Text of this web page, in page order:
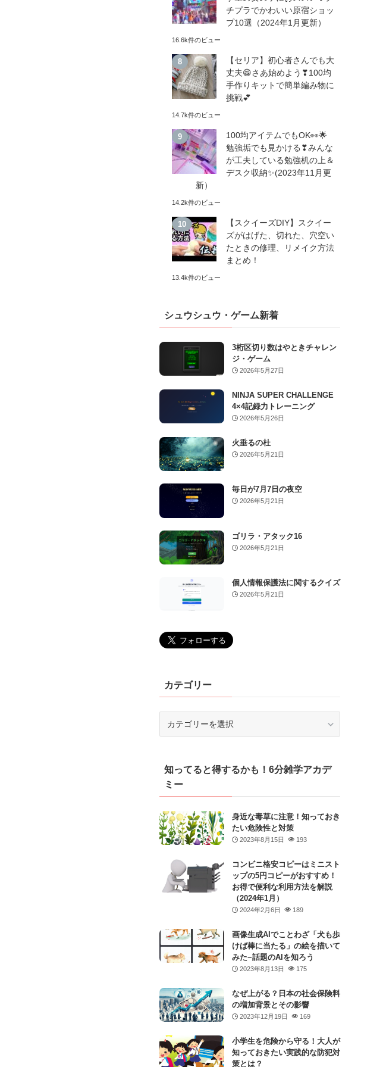
チプラでかわいい原宿ショッ
プ10選（2024年1月更新）
16.6k件のビュー
【セリア】初心者さんでも大
丈夫😁さあ始めよう❣100均
手作りキットで簡単編み物に
挑戦💕
14.7k件のビュー
100均アイテムでもOK👀🌟
勉強垢でも見かける❣みんな
が工夫している勉強机の上＆
デスク収納✨(2023年11月更
新）
14.2k件のビュー
【スクイーズDIY】スクイー
ズがはげた、切れた、穴空い
たときの修理、リメイク方法
まとめ！
13.4k件のビュー
シュウシュウ・ゲーム新着
3桁区切り数はやときチャレン
ジ・ゲーム
2026年5月27日
NINJA SUPER CHALLENGE
4×4記録力トレーニング
2026年5月26日
火垂るの杜
2026年5月21日
毎日が7月7日の夜空
2026年5月21日
ゴリラ・アタック16
2026年5月21日
個人情報保護法に関するクイズ
2026年5月21日
カテゴリー
ー知ってると得するかも！6分雑学アカデ
ミー
身近な毒草に注意！知っておき
たい危険性と対策
2023年8月15日 193
コンビニ格安コピーはミニスト
ップの5円コピーがおすすめ！
お得で便利な利用方法を解説
（2024年1月）
2024年2月6日 189
画像生成AIでことわざ「犬も歩
けば棒に当たる」の絵を描いて
みた−話題のAIを知ろう
2023年8月13日 175
なぜ上がる？日本の社会保険料
の増加背景とその影響
2023年12月19日 169
小学生を危険から守る！大人が
知っておきたい実践的な防犯対
策とは？